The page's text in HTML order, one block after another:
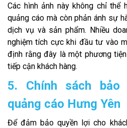
Các hình ảnh này không chỉ thể
quảng cáo mà còn phản ánh sự
dịch vụ và sản phẩm. Nhiều
nghiệm tích cực khi đầu tư vào
định rằng đây là một phương
tiếp cận khách hàng.
5. Chính sách bảo
quảng cáo Hưng Yên
Để đảm bảo quyền lợi cho